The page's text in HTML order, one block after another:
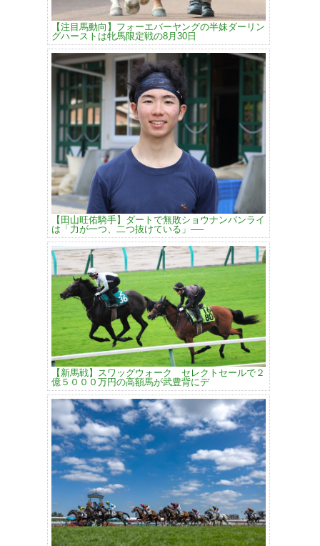
【注目馬動向】フォーエバーヤングの半妹ダーリン
グハーストは牝馬限定戦の8月30日
【田山旺佑騎手】ダートで無敗ショウナンバンライ
は「力が一つ、二つ抜けている」──
【新馬戦】スワッグウォーク セレクトセールで２
億５０００万円の高額馬が武豊背にデ